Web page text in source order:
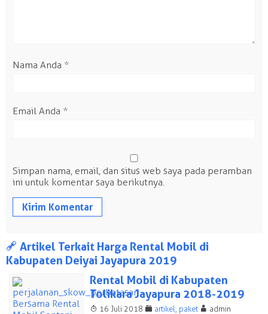
Nama Anda *
Email Anda *
Simpan nama, email, dan situs web saya pada peramban
ini untuk komentar saya berikutnya.
a Artikel Terkait Harga Rental Mobil di
Kabupaten Deiyai Jayapura 2019
Rental Mobil di Kabupaten
Tolikara Jayapura 2018-2019
T 16 Juli 2018 F artikel paket A admin